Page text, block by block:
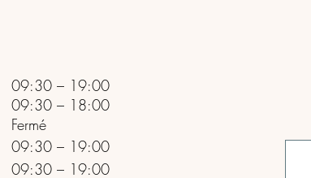
09:30 – 19:00
09:30 – 18:00
Fermé
09:30 – 19:00
09:30 – 19:00